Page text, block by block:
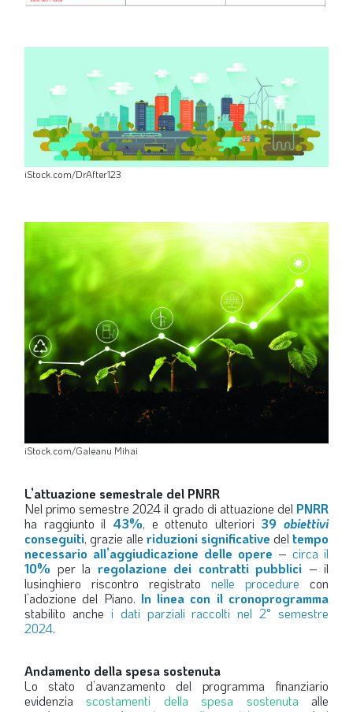
iStock.com/DrAfter123
iStock.com/Galeanu Mihai
L’attuazione semestrale del PNRR
Nel primo semestre 2024 il grado di attuazione del PNRR
ha raggiunto il 43%, e ottenuto ulteriori 39 obiettivi
conseguiti, grazie alle riduzioni significative del tempo
necessario all’aggiudicazione delle opere – circa il
10% per la regolazione dei contratti pubblici – il
lusinghiero riscontro registrato nelle procedure con
l’adozione del Piano. In linea con il cronoprogramma
stabilito anche i dati parziali raccolti nel 2° semestre
2024.
Andamento della spesa sostenuta
Lo stato d’avanzamento del programma finanziario
evidenzia scostamenti della spesa sostenuta alle